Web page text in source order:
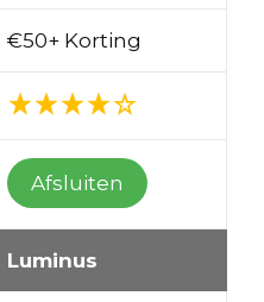
€50+ Korting
Afsluiten
Luminus